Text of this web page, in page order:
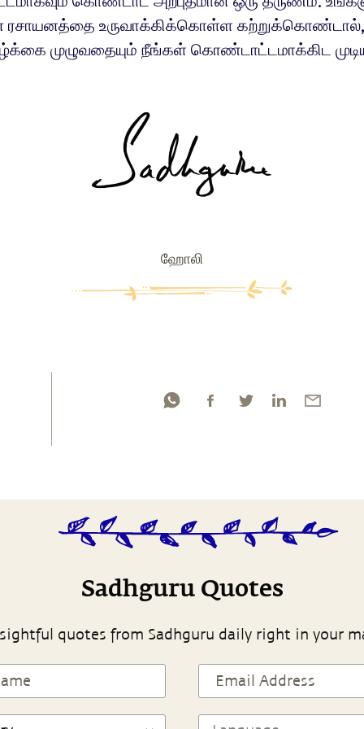
ரசாயனத்தை உருவாக்கிக்கொள்ள
முழுவதையும் நீங்கள் கொண்டாட்டமாக்கிட
ஹோலி
Sadhguru Quotes
quotes from Sadhguru daily right in your